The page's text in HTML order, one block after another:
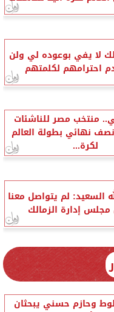
لا يفي بوعوده لي ولن
احترامهم لكلمتهم
منتخب مصر للناشئات
نهائي بطولة العالم
لكرة...
السعيد: لم يتواصل معنا
إدارة الزمالك
وحازم حسني يبحثان